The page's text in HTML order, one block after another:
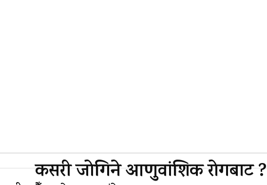
कसरी जोगिने आणुवांशिक रोगबाट ?